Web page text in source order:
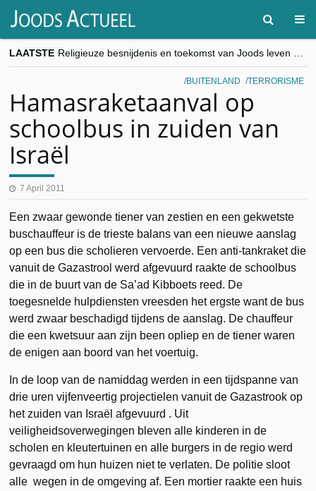
LAATSTE
“Besnijdenisdebat toont hoe moeilijk seculiere Westen minderheden begrijpt”, Jinnih Beels (Vooruit)
CITYTRIP | ROEMENIË – Boekarest: de verrassing van Oost-Europa
BUITENLAND TERRORISME
Hamasraketaanval op
schoolbus in zuiden van
Israël
7 April 2011
Een zwaar gewonde tiener van zestien en een gekwetste
buschauffeur is de trieste balans van een nieuwe aanslag
op een bus die scholieren vervoerde. Een anti-tankraket die
vanuit de Gazastrool werd afgevuurd raakte de schoolbus
die in de buurt van de Sa’ad Kibboets reed. De
toegesnelde hulpdiensten vreesden het ergste want de bus
werd zwaar beschadigd tijdens de aanslag. De chauffeur
die een kwetsuur aan zijn been opliep en de tiener waren
de enigen aan boord van het voertuig.
In de loop van de namiddag werden in een tijdspanne van
drie uren vijfenveertig projectielen vanuit de Gazastrook op
het zuiden van Israël afgevuurd . Uit
veiligheidsoverwegingen bleven alle kinderen in de
scholen en kleutertuinen en alle burgers in de regio werd
gevraagd om hun huizen niet te verlaten. De politie sloot
alle wegen in de omgeving af. Een mortier raakte een huis